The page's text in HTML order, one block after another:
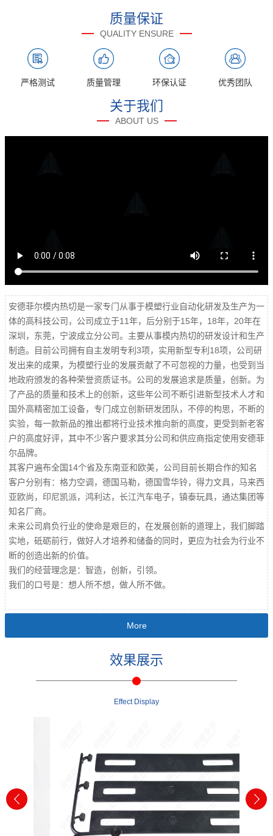
质量保证
QUALITY ENSURE
严格测试 质量管理 环保认证 优秀团队
关于我们
ABOUT US
安德菲尔模内热切是一家专门从事于模塑行业自动化研发及生产为一
体的高科技公司，公司成立于11年，后分别于15年，18年，20年在
深圳，东莞，宁波成立分公司。主要从事模内热切的研发设计和生产
制造。目前公司拥有自主发明专利3项，实用新型专利18项，公司研
发出来的成果，为模塑行业的发展贡献了不可忽视的力量，也受到当
地政府颁发的各种荣誉资质证书。公司的发展追求是质量，创新。为
了产品的质量和技术上的创新，这些年公司不断引进新型技术人才和
国外高精密加工设备，专门成立创新研发团队，不停的构思，不断的
实验，每一款新品的推出都将行业技术推向新的高度，更受到新老客
户的高度好评，其中不少客户要求其分公司和供应商指定使用安德菲
尔品牌。
其客户遍布全国14个省及东南亚和欧美，公司目前长期合作的知名
客户分别有：格力空调，德国马勒，德国雪华铃，得力文具，马来西
亚欧尚，印尼凯派，鸿利达，长江汽车电子，镇泰玩具，通达集团等
知名厂商。
未来公司肩负行业的使命是艰巨的，在发展创新的道理上，我们脚踏
实地，砥砺前行，做好人才培养和储备的同时，更应为社会为行业不
断的创造出新的价值。
我们的经营理念是：智造，创新，引领。
我们的口号是：想人所不想，做人所不做。
More
效果展示
Effect Display